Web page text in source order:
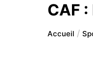
CAF
Accueil